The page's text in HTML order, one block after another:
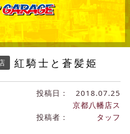
紅騎士と蒼髪姫
投稿日： 2018.07.25
投稿者：
京都八幡店ス
タッフ